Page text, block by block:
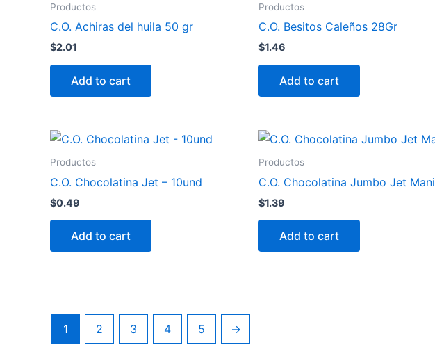
Productos
C.O. Achiras del huila 50 gr
$2.01
Add to cart
Productos
C.O. Besitos Caleños 28Gr
$1.46
Add to cart
Productos
C.O. Chocolatina Jet – 10und
$0.49
Add to cart
Productos
C.O. Chocolatina Jumbo Jet Mani
$1.39
Add to cart
1 2 3 4 5 →